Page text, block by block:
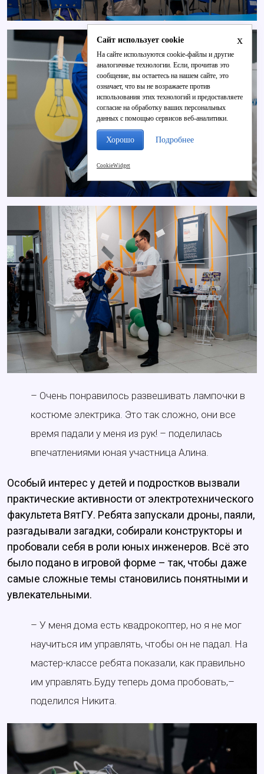
– Очень понравилось развешивать лампочки в
костюме электрика. Это так сложно, они все
время падали у меня из рук! – поделилась
впечатлениями юная участница Алина.
Особый интерес у детей и подростков вызвали
практические активности от электротехнического
факультета ВятГУ. Ребята запускали дроны, паяли,
разгадывали загадки, собирали конструкторы и
пробовали себя в роли юных инженеров. Всё это
было подано в игровой форме – так, чтобы даже
самые сложные темы становились понятными и
увлекательными.
– У меня дома есть квадрокоптер, но я не мог
научиться им управлять, чтобы он не падал. На
мастер-классе ребята показали, как правильно
им управлять.Буду теперь дома пробовать,–
поделился Никита.
x
Сайт использует cookie
На сайте используются cookie-файлы и другие
аналогичные технологии. Если, прочитав это
сообщение, вы остаетесь на нашем сайте, это
означает, что вы не возражаете против
использования этих технологий и предоставляете
согласие на обработку ваших персональных
данных с помощью сервисов веб-аналитики.
Хорошо Подробнее
CookieWidget